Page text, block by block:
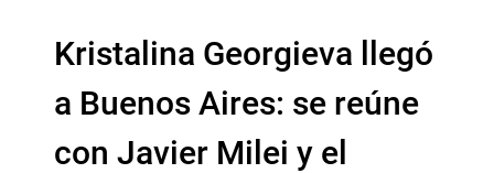
Kristalina Georgieva llegó
a Buenos Aires: se reúne
con Javier Milei y el